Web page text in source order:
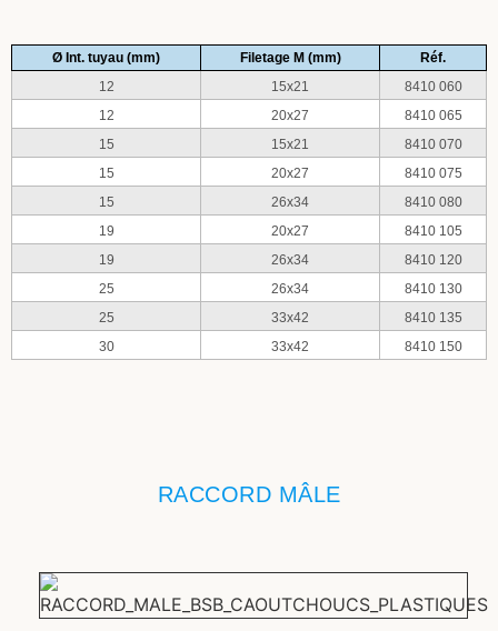
Ø Int. tuyau (mm) Filetage M (mm)
Réf.
12
15x21
8410 060
12
20x27
8410 065
15
15x21
8410 070
15
20x27
8410 075
15
26x34
8410 080
19
20x27
8410 105
19
26x34
8410 120
25
26x34
8410 130
25
33x42
8410 135
30
33x42 8410 150
RACCORD MÂLE